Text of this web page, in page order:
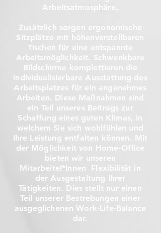
Arbeitsatmosphäre.
Zusätzlich sorgen ergonomische
Sitzplätze mit höhenverstellbaren
Tischen für eine entspannte
Arbeitsmöglichkeit. Schwenkbare
Bildschirme komplettieren die
individualisierbare Ausstattung des
Arbeitsplatzes für ein angenehmes
Arbeiten. Diese Maßnahmen sind
ein Teil unseres Beitrags zur
Schaffung eines guten Klimas, in
welchem Sie sich wohlfühlen und
Ihre Leistung entfalten können. Mit
der Möglichkeit von Home-Office
bieten wir unseren
MitarbeiteI*Innen Flexibilität in
der Ausgestaltung Ihrer
Tätigkeiten. Dies stellt nur einen
Teil unserer Bestrebungen einer
ausgeglichenen Work-Life-Balance
dar.